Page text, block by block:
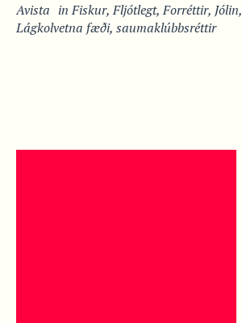
Avista inFiskur,Fljótlegt,Forréttir, Jólin,
Lágkolvetna fæði, saumaklúbbsréttir